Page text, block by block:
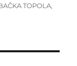
TOPOLA,